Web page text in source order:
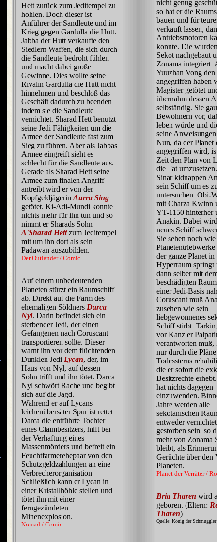
Hett zurück zum Jeditempel zu
hohlen. Doch dieser ist
Anführer der Sandleute und im
Krieg gegen Gardulla die Hutt.
Jabba der Hutt verkaufte den
Siedlern Waffen, die sich durch
die Sandleute bedroht fühlen
und macht dabei große
Gewinne. Dies wollte seine
Rivalin Gardulla die Hutt nicht
hinnehmen und beschloß das
Geschäft dadurch zu beenden
indem sie die Sandleute
vernichtet. Sharad Hett benutzt
seine Jedi Fähigkeiten um die
Armee der Sandleute fast zum
Sieg zu führen. Aber als Jabbas
Armee eingreift sieht es
schlecht für die Sandleute aus.
Gerade als Sharad Hett seine
Armee zum finalen Angriff
antreibt wird er von der
KopfgeldjägerinAurra Sing
getötet. Ki-Adi-Mundi konnte
nichts mehr für ihn tun und so
nimmt er Sharads Sohn
A'Sharad Hettzum Jeditempel
mit um ihn dort als sein
Padawan auszubilden.
Der Outlander / Comic
Auf einem unbedeutenden
Planeten stürzt ein Raumschiff
ab. Direkt auf die Farm des
ehemaligen Söldners Darca
Nyl. Darin befindet sich ein
sterbender Jedi, der einen
Gefangenen nach Coruscant
transportieren sollte. Dieser
warnt ihn vor dem flüchtenden
Dunklen Jedi Lycan, der, im
Haus von Nyl, auf dessen
Sohn trifft und ihn tötet. Darca
Nyl schwört Rache und begibt
sich auf die Jagd.
Während er auf Lycans
leichenübersäter Spur ist rettet
Darca die entführte Tochter
eines Claimbesitzers, hilft bei
der Verhaftung eines
Massenmörders und befreit ein
Feuchtfarmerehepaar von den
Schutzgeldzahlungen an eine
Verbrecherorganisation.
Schließlich kann er Lycan in
einer Kristallhöhle stellen und
tötet ihn mit einer
ferngezündeten
Minenexplosion.
Nomad / Comic
nicht genug
so hat er die
bauen und für
verkauft lassen,
Antriebsmotoren
konnte. Die
Sekot nachgebaut
Zonama integriert.
Yuuzhan Vong den
angegriffen haben
Magister getötet
übernahm dessen
selbständig. Sie
Bewohnern vor,
leben würde und
seine
Nun, da der Planet
angegriffen wird,
Zeit den Plan von
die Tat
Sinar kidnappen
sein Schiff um es
untersuchen. Obi-
mit Charza Kwinn
YT-1150 hinterher
Anakin. Dabei
neues Schiff
Sie sehen noch
der ganze Planet in
Hyperraum springt
dann selber mit
beschädigten
einer Jedi-Basis
Coruscant muß
zusehen wie sein
liebgewonnenes
Schiff stirbt.
vor Kanzler
verantworten muß,
nur durch die
Todessterns
die er sofort die
Besitzrechte
hat nichts dagegen
einzuwenden.
Jahre werden alle
sekotanischen
entweder
gestorben sein, so
mehr von Zonama
bleibt, als
Gerüchte über den
Planeten.
Planet der Verräter /
Bria Tharen wird
geboren. (Eltern:
Tharen)
Quelle: König der Schmuggler